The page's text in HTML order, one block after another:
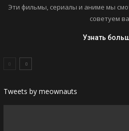
Эти фильмы, сериалы и аниме мы
советуем
Узнать
Tweets by meownauts